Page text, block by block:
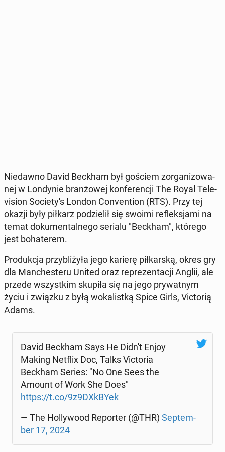
Nie­daw­no David Beckham był gościem zor­ga­ni­zo­wa­
nej w Lon­dy­nie bran­żo­wej kon­fe­ren­cji The Royal Te­le­
vi­sion So­cie­ty­'s London Co­nven­tion (RTS). Przy tej
okazji były piłkarz po­dzie­lił się swoimi re­flek­sja­mi na
temat do­ku­men­tal­ne­go serialu "Beckham", którego
jest bo­ha­te­rem.
Pro­duk­cja przy­bli­ży­ła jego karierę pił­kar­ską, okres gry
dla Man­che­ste­ru United oraz re­pre­zen­ta­cji Anglii, ale
przede wszyst­kim skupiła się na jego pry­wat­nym
życiu i związku z byłą wo­ka­list­ką Spice Girls, Vic­to­rią
Adams.
David Beckham Says He Didn't Enjoy
Making Netflix Doc, Talks Vic­to­ria
Beckham Series: "No One Sees the
Amount of Work She Does"
https://t.co/9z9DXkBYek
— The Hol­ly­wo­od Re­por­ter (@THR) Sep­tem­
ber 17, 2024